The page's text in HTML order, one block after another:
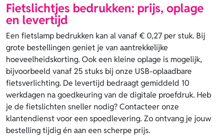
Fietslichtjes bedrukken: prijs, oplage
en levertijd
Een fietslamp bedrukken kan al vanaf € 0,27 per stuk. Bij
grote bestellingen geniet je van aantrekkelijke
hoeveelheidskorting. Ook een kleine oplage is mogelijk,
bijvoorbeeld vanaf 25 stuks bij onze USB-oplaadbare
fietsverlichting. De levertijd bedraagt gemiddeld 10
werkdagen na goedkeuring van de digitale proefdruk. Heb
je de fietslichten sneller nodig? Contacteer onze
klantendienst voor een spoedlevering. Zo ontvang je jouw
bestelling tijdig én aan een scherpe prijs.